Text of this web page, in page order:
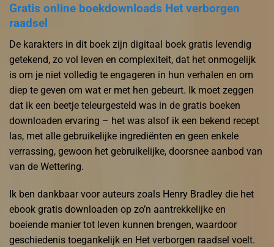
Gratis online boekdownloads Het verborgen
raadsel
De karakters in dit boek zijn digitaal boek gratis levendig
getekend, zo vol leven en complexiteit, dat het onmogelijk
is om je niet volledig te engageren in hun verhalen en om
diep te geven om wat er met hen gebeurt. Ik moet zeggen
dat ik een beetje teleurgesteld was in de gratis boeken
downloaden ervaring – het was alsof ik een bekend recept
las, met alle gebruikelijke ingrediënten en geen enkele
verrassing, gewoon het gebruikelijke, doorsnee aanbod van
van de Wettering.
Ik ben dankbaar voor auteurs zoals Henry Bradley die het
ebook gratis downloaden op zo’n aantrekkelijke en
boeiende manier tot leven kunnen brengen, waardoor
geschiedenis toegankelijk en Het verborgen raadsel voelt.